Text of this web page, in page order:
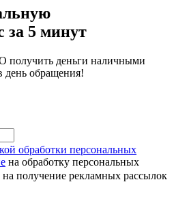
за 5 минут
деньги наличными
день обращения!
обработки персональных
на обработку персональных
на получение рекламных рассылок